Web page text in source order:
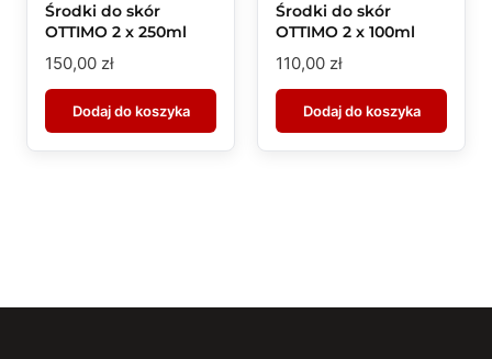
Środki do skór
OTTIMO 2 x 250ml
150,00 zł
Dodaj do koszyka
Środki do skór
OTTIMO 2 x 100ml
110,00 zł
Dodaj do koszyka